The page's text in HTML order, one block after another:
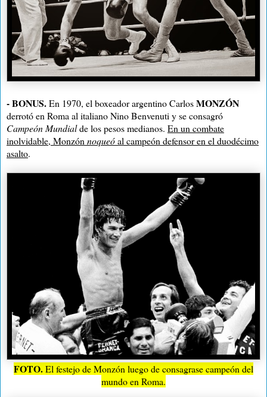
- BONUS.En 1970, el boxeador argentino CarlosMONZÓN
derrotó en Roma al italiano Nino Benvenuti y se consagró
Campeón Mundialde los pesos medianos. En un combate
inolvidable, Monzón noqueóal campeón defensor en el duodécimo
asalto.
FOTO.El festejo de Monzón luego de consagrase campeón del
mundo en Roma.